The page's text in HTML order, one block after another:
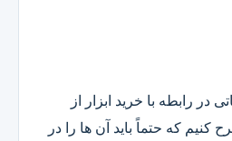
در رابطه با خرید ابزار از
کنیم که حتماً باید آن ها را در